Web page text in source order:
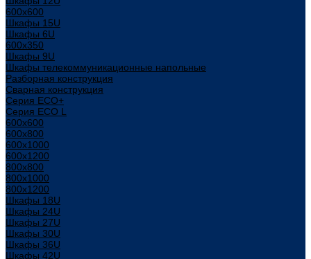
600x600
Шкафы 15U
Шкафы 6U
600x350
Шкафы 9U
Шкафы телекоммуникационные напольные
Разборная конструкция
Сварная конструкция
Серия ECO+
Серия ECO L
600x600
600x800
600х1000
600х1200
800x800
800х1000
800х1200
Шкафы 18U
Шкафы 24U
Шкафы 27U
Шкафы 30U
Шкафы 36U
Шкафы 42U